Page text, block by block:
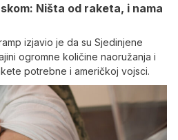
Ništa od raketa, i nama
izjavio je da su Sjedinjene
ogromne količine naoružanja i
potrebne i američkoj vojsci.